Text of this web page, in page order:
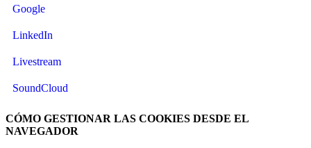
Google
LinkedIn
Livestream
SoundCloud
CÓMO GESTIONAR LAS COOKIES DESDE EL
NAVEGADOR